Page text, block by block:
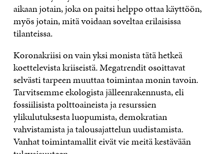
aikaan jotain, joka on paitsi helppo ottaa käyttöön,
myös jotain, mitä voidaan soveltaa erilaisissa
tilanteissa.
Koronakriisi on vain yksi monista tätä hetkeä
koettelevista kriiseistä. Megatrendit osoittavat
selvästi tarpeen muuttaa toimintaa monin tavoin.
Tarvitsemme ekologista jälleenrakennusta, eli
fossiilisista polttoaineista ja resurssien
ylikulutuksesta luopumista, demokratian
vahvistamista ja talousajattelun uudistamista.
Vanhat toimintamallit eivät vie meitä kestävään